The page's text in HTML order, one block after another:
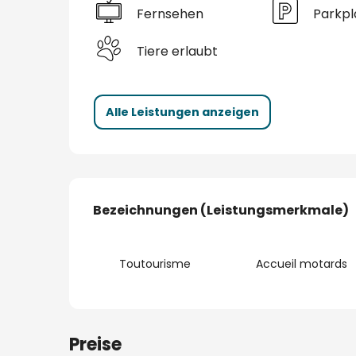
Fernsehen
Tiere erlaubt
Alle Leistungen anzeigen
Bezeichnungen (Leistungsmerkmale)
Bezeichnungen (Leistungsmerkmale)
Toutourisme Accueil motards
Preise